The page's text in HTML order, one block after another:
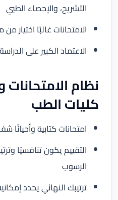
التشريح، والإحصاء الطبي
الامتحانات غالبًا
الاعتماد الكبير على
نظام
كليات الطب
امتحانات كتابية
التقييم يكون تنافسيًا
الرسوب
ترتيبك النهائي يحدد